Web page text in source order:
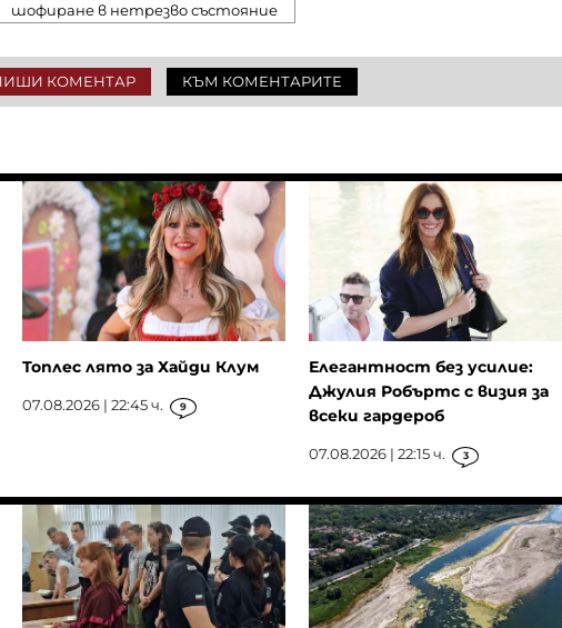
шофиране в нетрезво състояние
КОМЕНТАР КЪМ КОМЕНТАРИТЕ
Безопасен актив ли са
Войната хвърля сянка върху
пазара на дизел
Дъщерно дружество на
Volkswagen е заплашено от
несъстоятелност
Американски инвеститор се
големина преработвател на
петрол в Германия
Има четирима ранени при
среднощните руски удари по
Киев
Топлес лято за Хайди Клум
07.08.2026 | 22:45 ч. 9
Елегантност без усилие:
Джулия Робъртс с визия за
всеки гардероб
07.08.2026 | 22:15 ч. 3